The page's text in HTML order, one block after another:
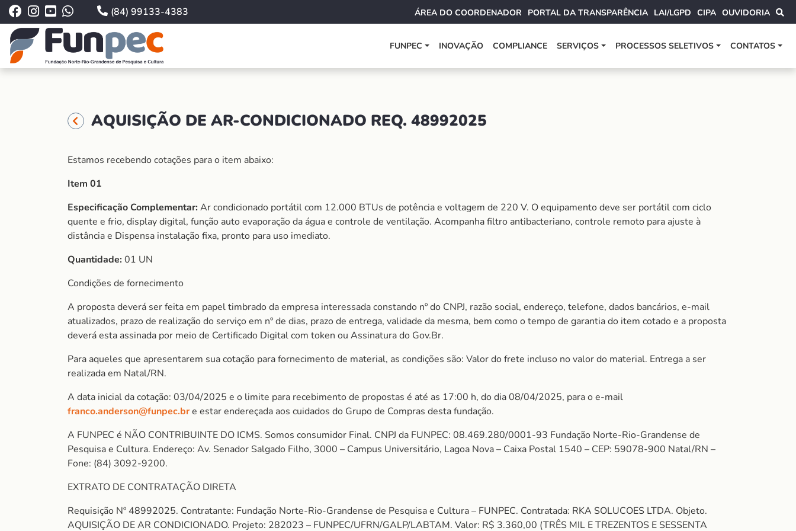
(84) 99133-4383 ÁREA DO COORDENADOR PORTAL DA TRANSPARÊNCIA LAI/LGPD CIPA OUVIDORIA
FUNPEC INOVAÇÃO COMPLIANCE SERVIÇOS PROCESSOS SELETIVOS CONTATOS
AQUISIÇÃO DE AR-CONDICIONADO REQ. 48992025
Estamos recebendo cotações para o item abaixo:
Item 01
Especificação Complementar:Ar condicionado portátil com 12.000 BTUs de potência e voltagem de 220 V. O equipamento deve ser portátil com ciclo
quente e frio, display digital, função auto evaporação da água e controle de ventilação. Acompanha filtro antibacteriano, controle remoto para ajuste à
distância e Dispensa instalação fixa, pronto para uso imediato.
Quantidade:01 UN
Condições de fornecimento
A proposta deverá ser feita em papel timbrado da empresa interessada constando nº do CNPJ, razão social, endereço, telefone, dados bancários, e-mail
atualizados, prazo de realização do serviço em nº de dias, prazo de entrega, validade da mesma, bem como o tempo de garantia do item cotado e a proposta
deverá esta assinada por meio de Certificado Digital com token ou Assinatura do Gov.Br.
Para aqueles que apresentarem sua cotação para fornecimento de material, as condições são: Valor do frete incluso no valor do material. Entrega a ser
realizada em Natal/RN.
A data inicial da cotação: 03/04/2025 e o limite para recebimento de propostas é até as 17:00 h, do dia 08/04/2025, para o e-mail
franco.anderson@funpec.bre estar endereçada aos cuidados do Grupo de Compras desta fundação.
A FUNPEC é NÃO CONTRIBUINTE DO ICMS. Somos consumidor Final. CNPJ da FUNPEC: 08.469.280/0001-93 Fundação Norte-Rio-Grandense de
Pesquisa e Cultura. Endereço: Av. Senador Salgado Filho, 3000 – Campus Universitário, Lagoa Nova – Caixa Postal 1540 – CEP: 59078-900 Natal/RN –
Fone: (84) 3092-9200.
EXTRATO DE CONTRATAÇÃO DIRETA
Requisição Nº 48992025. Contratante: Fundação Norte-Rio-Grandense de Pesquisa e Cultura – FUNPEC. Contratada: RKA SOLUCOES LTDA. Objeto.
AQUISIÇÃO DE AR CONDICIONADO. Projeto: 282023 – FUNPEC/UFRN/GALP/LABTAM. Valor: R$ 3.360,00 (TRÊS MIL E TREZENTOS E SESSENTA